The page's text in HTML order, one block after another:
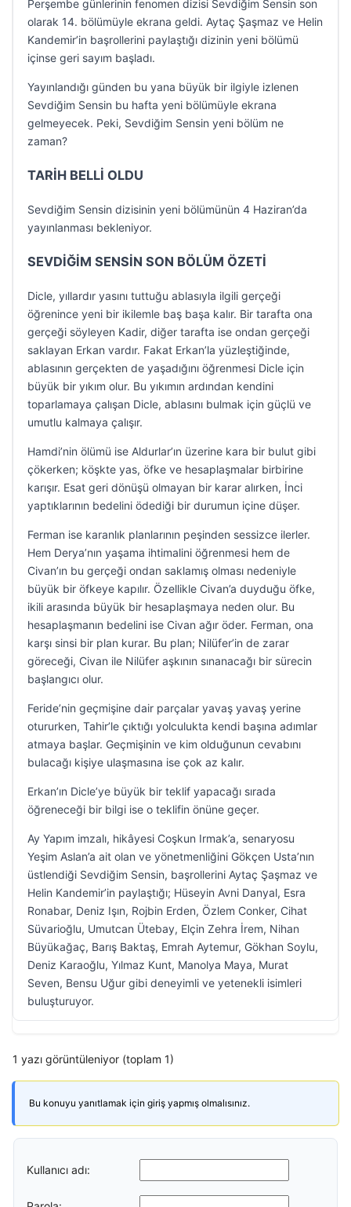
Perşembe günlerinin fenomen dizisi Sevdiğim Sensin son
olarak 14. bölümüyle ekrana geldi. Aytaç Şaşmaz ve Helin
Kandemir’in başrollerini paylaştığı dizinin yeni bölümü
içinse geri sayım başladı.
Yayınlandığı günden bu yana büyük bir ilgiyle izlenen
Sevdiğim Sensin bu hafta yeni bölümüyle ekrana
gelmeyecek. Peki, Sevdiğim Sensin yeni bölüm ne
zaman?
TARİH BELLİ OLDU
Sevdiğim Sensin dizisinin yeni bölümünün 4 Haziran’da
yayınlanması bekleniyor.
SEVDİĞİM SENSİN SON BÖLÜM ÖZETİ
Dicle, yıllardır yasını tuttuğu ablasıyla ilgili gerçeği
öğrenince yeni bir ikilemle baş başa kalır. Bir tarafta ona
gerçeği söyleyen Kadir, diğer tarafta ise ondan gerçeği
saklayan Erkan vardır. Fakat Erkan’la yüzleştiğinde,
ablasının gerçekten de yaşadığını öğrenmesi Dicle için
büyük bir yıkım olur. Bu yıkımın ardından kendini
toparlamaya çalışan Dicle, ablasını bulmak için güçlü ve
umutlu kalmaya çalışır.
Hamdi’nin ölümü ise Aldurlar’ın üzerine kara bir bulut gibi
çökerken; köşkte yas, öfke ve hesaplaşmalar birbirine
karışır. Esat geri dönüşü olmayan bir karar alırken, İnci
yaptıklarının bedelini ödediği bir durumun içine düşer.
Ferman ise karanlık planlarının peşinden sessizce ilerler.
Hem Derya’nın yaşama ihtimalini öğrenmesi hem de
Civan’ın bu gerçeği ondan saklamış olması nedeniyle
büyük bir öfkeye kapılır. Özellikle Civan’a duyduğu öfke,
ikili arasında büyük bir hesaplaşmaya neden olur. Bu
hesaplaşmanın bedelini ise Civan ağır öder. Ferman, ona
karşı sinsi bir plan kurar. Bu plan; Nilüfer’in de zarar
göreceği, Civan ile Nilüfer aşkının sınanacağı bir sürecin
başlangıcı olur.
Feride’nin geçmişine dair parçalar yavaş yavaş yerine
otururken, Tahir’le çıktığı yolculukta kendi başına adımlar
atmaya başlar. Geçmişinin ve kim olduğunun cevabını
bulacağı kişiye ulaşmasına ise çok az kalır.
Erkan’ın Dicle’ye büyük bir teklif yapacağı sırada
öğreneceği bir bilgi ise o teklifin önüne geçer.
Ay Yapım imzalı, hikâyesi Coşkun Irmak’a, senaryosu
Yeşim Aslan’a ait olan ve yönetmenliğini Gökçen Usta’nın
üstlendiği Sevdiğim Sensin, başrollerini Aytaç Şaşmaz ve
Helin Kandemir’in paylaştığı; Hüseyin Avni Danyal, Esra
Ronabar, Deniz Işın, Rojbin Erden, Özlem Conker, Cihat
Süvarioğlu, Umutcan Ütebay, Elçin Zehra İrem, Nihan
Büyükağaç, Barış Baktaş, Emrah Aytemur, Gökhan Soylu,
Deniz Karaoğlu, Yılmaz Kunt, Manolya Maya, Murat
Seven, Bensu Uğur gibi deneyimli ve yetenekli isimleri
buluşturuyor.
1 yazı görüntüleniyor (toplam 1)
Bu konuyu yanıtlamak için giriş yapmış olmalısınız.
Kullanıcı adı: